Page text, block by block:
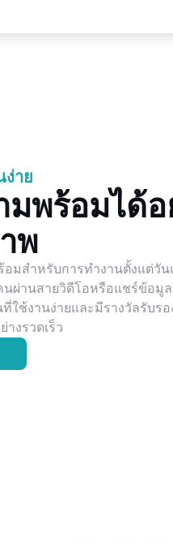
ง่าย
มพร้อมได้
พ
มสำหรับการทำงานตั้งแต่วั
ผ่านสายวิดีโอหรือแชร์ข้อมู
ใช้งานง่ายและมีรางวัลรับร
งรวดเร็ว